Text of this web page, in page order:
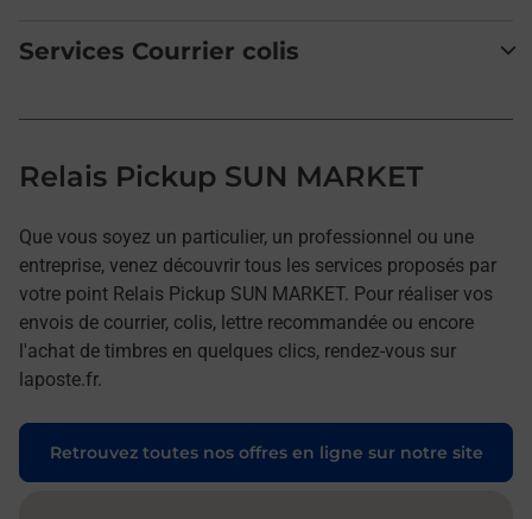
Services Courrier colis
Relais Pickup SUN MARKET
Que vous soyez un particulier, un professionnel ou une
entreprise, venez découvrir tous les services proposés par
votre point Relais Pickup SUN MARKET. Pour réaliser vos
envois de courrier, colis, lettre recommandée ou encore
l'achat de timbres en quelques clics, rendez-vous sur
laposte.fr.
Retrouvez toutes nos offres en ligne sur notre site